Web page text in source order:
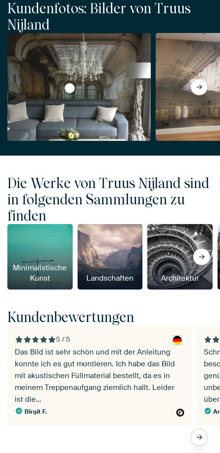
Kundenfotos: Bilder von Truus
Nijland
View Zerfallshotel
Die Werke von Truus Nijland sind
in folgenden Sammlungen zu
finden
Minimalistische
Kunst
Landschaften Architektur
Kundenbewertungen
5 / 5
Das Bild ist sehr schön und mit der Anleitung
konnte ich es gut montieren. Ich habe das Bild
mit akustischen Füllmaterial bestellt, da es in
meinem Treppenaufgang ziemlich hallt. Leider
ist die…
Birgit F.